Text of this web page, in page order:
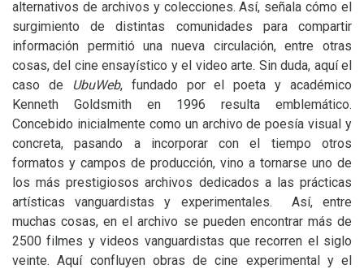
alternativos de archivos y colecciones. Así, señala cómo el
surgimiento de distintas comunidades para compartir
información permitió una nueva circulación, entre otras
cosas, del cine ensayístico y el video arte. Sin duda, aquí el
caso de
UbuWeb, fundado por el poeta y académico
Kenneth Goldsmith en 1996 resulta emblemático.
Concebido inicialmente como un archivo de poesía visual y
concreta, pasando a incorporar con el tiempo otros
formatos y campos de producción, vino a tornarse uno de
los más prestigiosos archivos dedicados a las prácticas
artísticas vanguardistas y experimentales. Así, entre
muchas cosas, en el archivo se pueden encontrar más de
2500 filmes y videos vanguardistas que recorren el siglo
veinte. Aquí confluyen obras de cine experimental y el